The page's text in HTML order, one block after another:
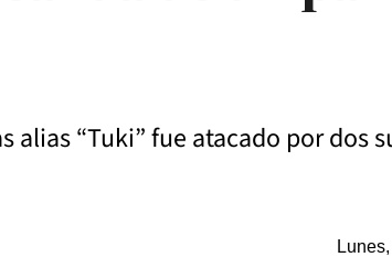
alias “Tuki” fue atacado por dos